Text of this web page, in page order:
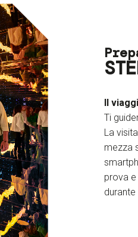
Il
Ti
La
mezza
prova
durante